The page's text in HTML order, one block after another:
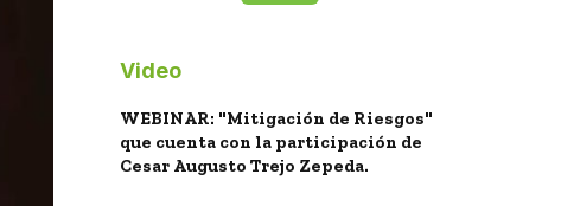
Video
WEBINAR: "Mitigación de Riesgos"
que cuenta con la participación de
Cesar Augusto Trejo Zepeda.